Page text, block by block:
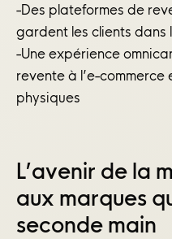
-Des plateformes de
gardent les clients dans
-Une expérience
revente à l’e-
physiques
L’avenir de la
aux marques
seconde main